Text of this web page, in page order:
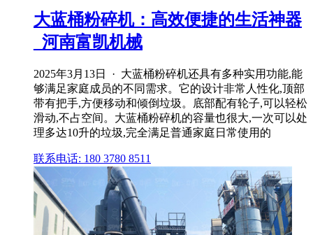
大蓝桶粉碎机：高效便捷的生活神器
_河南富凯机械
2025年3月13日 · 大蓝桶粉碎机还具有多种实用功能,能
够满足家庭成员的不同需求。它的设计非常人性化,顶部
带有把手,方便移动和倾倒垃圾。底部配有轮子,可以轻松
滑动,不占空间。大蓝桶粉碎机的容量也很大,一次可以处
理多达10升的垃圾,完全满足普通家庭日常使用的
联系电话: 180 3780 8511